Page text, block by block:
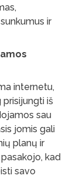
ir
internetu,
iš
sau
jomis gali
planų ir
kad
savo